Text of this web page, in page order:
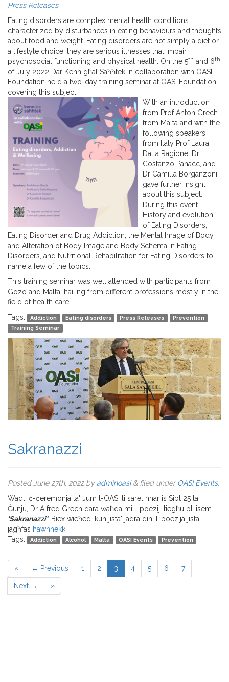
Press Releases.
Eating disorders are complex mental health conditions
characterized by disturbances in eating behaviours and thoughts
about food and weight. Eating disorders are not simply a diet or
a lifestyle choice, they are serious illnesses that impair
psychosocial functioning and physical health. On the 5th and 6th
of July 2022 Dar Kenn għal Saħħtek in collaboration with OASI
Foundation held a two-day training seminar at OASI Foundation
covering this subject.
With an introduction
from Prof Anton Grech
from Malta and with the
following speakers
from Italy Prof Laura
Dalla Ragione, Dr
Costanzo Panacc, and
Dr Camilla Borganzoni,
gave further insight
about this subject.
During this event
History and evolution
of Eating Disorders,
Eating Disorder and Drug Addiction, the Mental Image of Body
and Alteration of Body Image and Body Schema in Eating
Disorders, and Nutritional Rehabilitation for Eating Disorders to
name a few of the topics.
This training seminar was well attended with participants from
Gozo and Malta, hailing from different professions mostly in the
field of health care.
Tags:
Addiction Eating disorders Press Releases
Prevention
Training Seminar
Sakranazzi
Posted June 27th, 2022by adminoasi &filed underOASI Events.
Waqt iċ-ċeremonja ta' Jum l-OASI li saret nhar is Sibt 25 ta'
Ġunju, Dr Alfred Grech qara waħda mill-poeziji tiegħu bl-isem
'Sakranazzi'. Biex wieħed ikun jista' jaqra din il-poezija jista'
jagħfas hawnhekk
Tags:
Addiction Alcohol Malta OASI Events Prevention
« ← Previous 1 2 3 4 5 6 7
Next → »